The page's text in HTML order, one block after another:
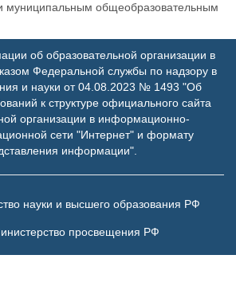
муниципальным общеобразовательным
об образовательной организации в
Федеральной службы по надзору в
и науки от 04.08.2023 № 1493 "Об
к структуре официального сайта
организации в информационно-
сети "Интернет" и формату
информации".
науки и высшего образования РФ
просвещения РФ